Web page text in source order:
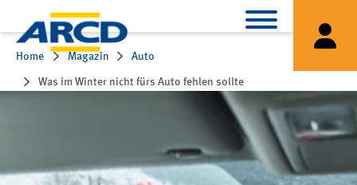
Home Magazin Auto
Was im Winter nicht fürs Auto fehlen sollte